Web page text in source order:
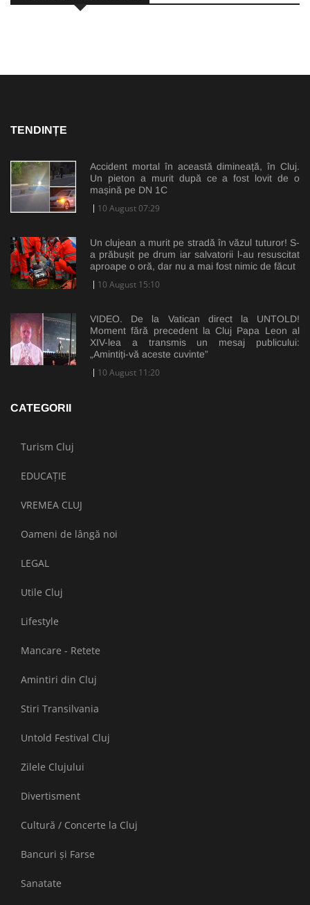
TENDINȚE
Accident mortal în această dimineață, în Cluj.
Un pieton a murit după ce a fost lovit de o
mașină pe DN 1C
10 August 07:29
Un clujean a murit pe stradă în văzul tuturor! S-
a prăbușit pe drum iar salvatorii l-au resuscitat
aproape o oră, dar nu a mai fost nimic de făcut
10 August 15:10
VIDEO. De la Vatican direct la UNTOLD!
Moment fără precedent la Cluj Papa Leon al
XIV-lea a transmis un mesaj publicului:
„Amintiți-vă aceste cuvinte”
10 August 11:20
CATEGORII
Turism Cluj
EDUCAȚIE
VREMEA CLUJ
Oameni de lângă noi
LEGAL
Utile Cluj
Lifestyle
Mancare - Retete
Amintiri din Cluj
Stiri Transilvania
Untold Festival Cluj
Zilele Clujului
Divertisment
Cultură / Concerte la Cluj
Bancuri și Farse
Sanatate